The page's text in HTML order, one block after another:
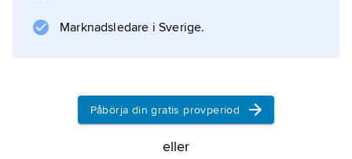
3
kromsyra och saltsyra.
Marknadsledare i Sverige.
Påbörja din gratis provperiod
eller